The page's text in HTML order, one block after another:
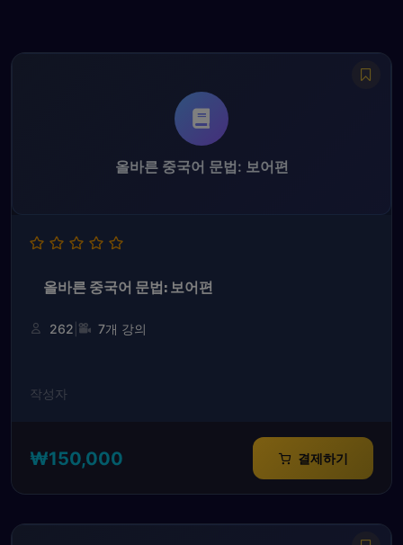
올바른 중국어 문법: 보어편
올바른 중국어 문법: 보어편
262 7개 강의
작성자
₩150,000 결제하기